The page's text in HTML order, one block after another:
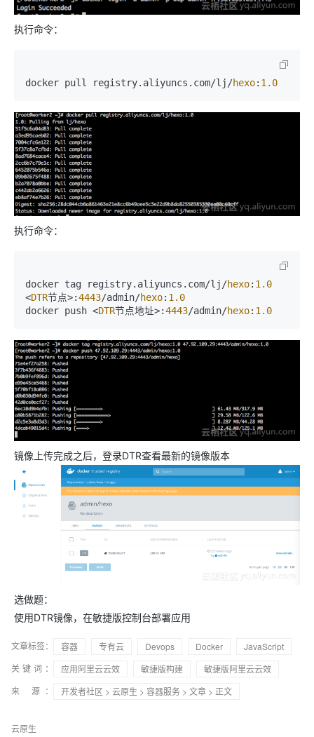
执行命令：
docker pull registry. aliyuncs . com/lj/hexo: 1.0
执行命令：
docker tag registry. aliyuncs . com/lj/hexo: 1.0
<DTR节点>:4443/admin/hexo: 1.0
docker push <DTR节点地址>:4443/admin/hexo: 1.0
镜像上传完成之后，登录DTR查看最新的镜像版本
选做题：
使用DTR镜像，在敏捷版控制台部署应用
文章标签： 容器 专有云 Devops Docker
JavaScript
关键词：
应用阿里云云效 敏捷版构建
敏捷版阿里云云效
来 源：
开发者社区 > 云原生 > 容器服务 > 文章 > 正文
云原生